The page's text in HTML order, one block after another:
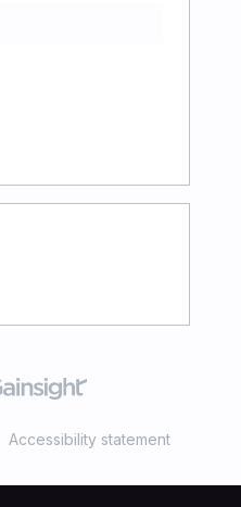
Accessibility statement